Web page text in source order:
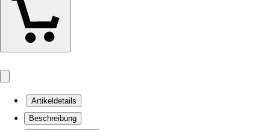
Artikeldetails
Beschreibung